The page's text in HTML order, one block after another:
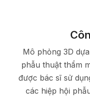
Mô phỏng 3D
phẫu thuật thẩm
được bác sĩ sử
các hiệp hội